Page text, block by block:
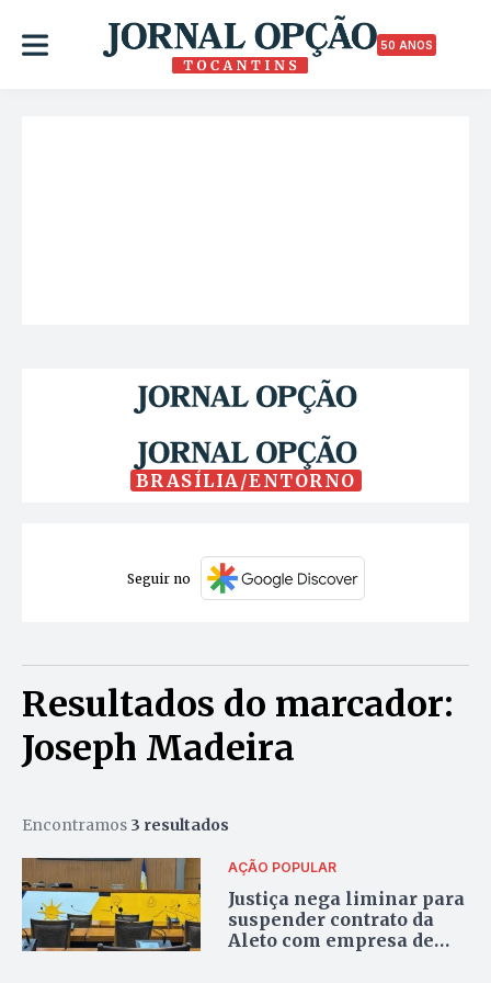
50 ANOS
BRASÍLIA/ENTORNO
Seguir no
Resultados do marcador:
Joseph Madeira
Encontramos 3 resultados
AÇÃO POPULAR
Justiça nega liminar para
suspender contrato da
Aleto com empresa de